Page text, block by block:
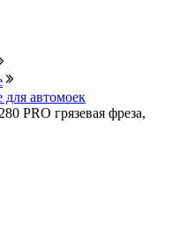
автомоек
PRO грязевая фреза,